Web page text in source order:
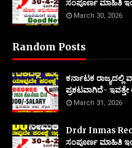
ಸಂಪೂರ್ಣ ಮಾಹಿತಿ
March 30, 2026
Random Posts
ಕರ್ನಾಟಕ
ಪ್ರಕಟವಾಗಿದೆ-
March 31, 2026
Drdr Inmas
ಸಂಪೂರ್ಣ ಮಾಹಿತಿ